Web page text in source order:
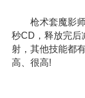
枪术套魔影师
秒CD，释放完后
射，其他技能都
高、很高!